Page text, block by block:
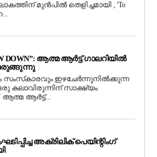
മുൻപിൽ തെളിച്ചമായി , 'To
DOWN”: ആത്മ ആർട്ട് ഗാലറിയിൽ
സംസ്‌കാരവും ഇഴചേർന്നുനിൽക്കുന്ന
ഒരു കലാവിരുന്നിന് സാക്ഷ്യം
ആർട്ട്...
അക്രിലിക് പെയിന്റിംഗ്